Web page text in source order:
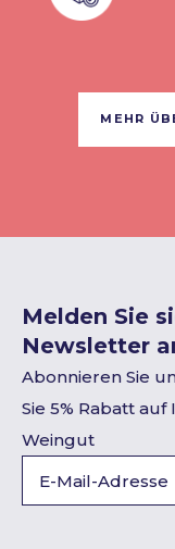
MEHR
Melden Sie
Newsletter
Abonnieren Sie
Sie 5% Rabatt
Weingut